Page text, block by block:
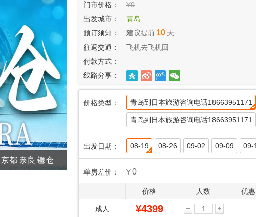
都 奈良 镰仓
门市价格：
¥0
出发城市：
青岛
预订须知：
建议提前 10 天
往返交通：
飞机去飞机回
付款方式：
线路分享：
价格类型： 青岛到日本旅游咨询电话18663951171
青岛到日本旅游咨询电话18663951171
出发日期： 08-19 08-26 09-02 09-09 09-
单房差价： ¥0
价格 人数 优惠
成人 ¥4399